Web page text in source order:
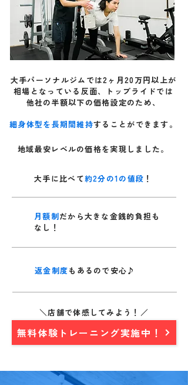
大手パーソナルジムでは2ヶ月20万円以上が
相場となっている反面、トップライドでは
他社の半額以下の価格設定のため、
細身体型を長期間維持することができます。
地域最安レベルの価格を実現しました。
大手に比べて約2分の1の値段 ！
月額制だから大きな金銭的負担も
なし！
返金制度もあるので安心♪
＼店舗で体感してみよう！／
無料体験トレーニング実施中！